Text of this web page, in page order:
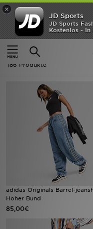
×
JD Sports
JD Sports
Kostenlos - In
Home
Frauen
Frauen - Adidas
186 Produkte
adidas Originals Barrel-
Hoher Bund
85,00€
ANGEBOTE
Neuheiten
Herren
Bestsellers
Sport
Lade die APP